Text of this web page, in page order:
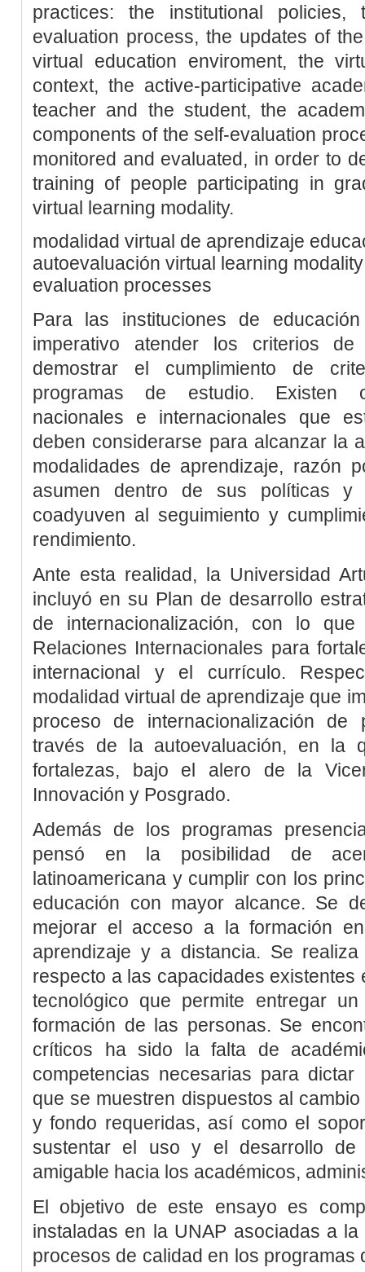
practices: the institutional
evaluation process, the updates of
virtual education enviroment, the
context, the active-participative
teacher and the student, the
components of the self-evaluation
monitored and evaluated, in order to
training of people participating in
virtual learning modality.
modalidad virtual de aprendizaje
autoevaluación virtual learning modality
evaluation processes
Para las instituciones de
imperativo atender los criterios de
demostrar el cumplimiento de
programas de estudio. Existen
nacionales e internacionales que
deben considerarse para alcanzar la
modalidades de aprendizaje, razón
asumen dentro de sus políticas y
coadyuven al seguimiento y
rendimiento.
Ante esta realidad, la Universidad
incluyó en su Plan de desarrollo
de internacionalización, con lo
Relaciones Internacionales para
internacional y el currículo.
modalidad virtual de aprendizaje que
proceso de internacionalización
través de la autoevaluación, en la
fortalezas, bajo el alero de la
Innovación y Posgrado.
Además de los programas
pensó en la posibilidad de
latinoamericana y cumplir con los
educación con mayor alcance. Se
mejorar el acceso a la formación
aprendizaje y a distancia. Se
respecto a las capacidades existentes
tecnológico que permite entregar
formación de las personas. Se
críticos ha sido la falta de
competencias necesarias para
que se muestren dispuestos al
y fondo requeridas, así como el
sustentar el uso y el desarrollo de
amigable hacia los académicos,
El objetivo de este ensayo es
instaladas en la UNAP asociadas a
procesos de calidad en los programas